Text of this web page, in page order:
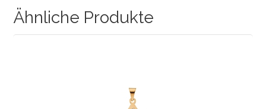
Ähnliche Produkte